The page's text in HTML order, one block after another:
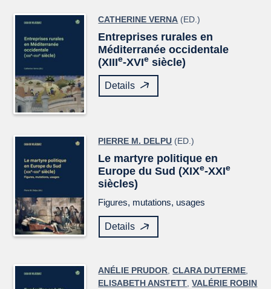
CATHERINE VERNA (ED.)
Entreprises rurales en
Méditerranée occidentale
(XIIIe-XVIe siècle)
Details
PIERRE M. DELPU (ED.)
Le martyre politique en
Europe du Sud (XIXe-XXIe
siècles)
Figures, mutations, usages
Details
ANÉLIE PRUDOR ,CLARA DUTERME
ELISABETH ANSTETT ,VALÉRIE ROBIN